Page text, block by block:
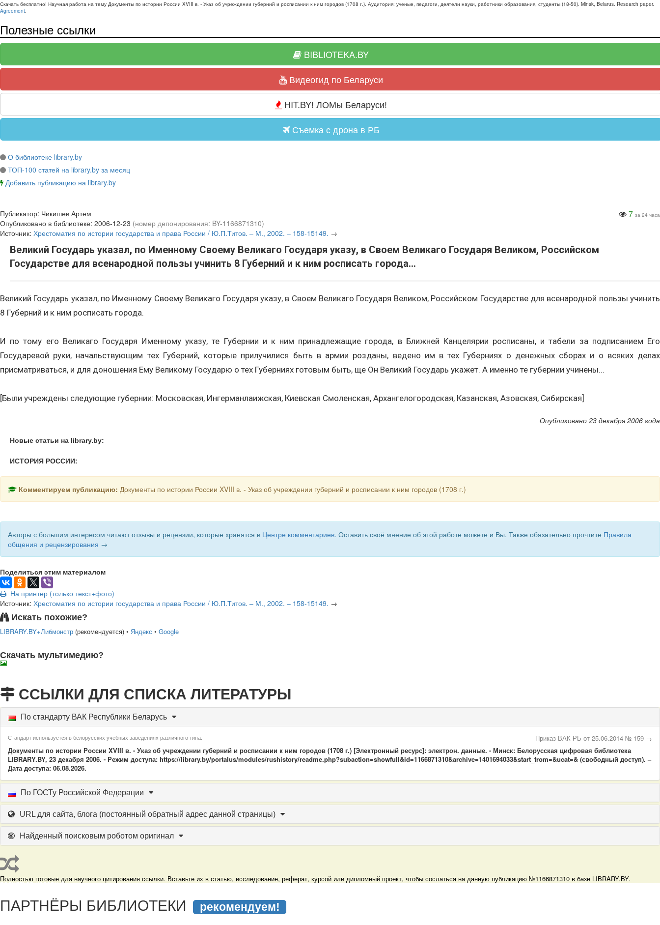
Скачать бесплатно! Научная работа на тему Документы по истории России XVIII в. - Указ об учреждении губерний и росписании к ним городов (1708 г.). Аудитория: ученые, педагоги, деятели науки, работники образования, студенты (18-50). Minsk, Belarus. Research paper.
Agreement.
Полезные ссылки
BIBLIOTEKA.BY
Видеогид по Беларуси
HIT.BY! ЛОМы Беларуси!
Съемка с дрона в РБ
О библиотеке library.by
ТОП-100 статей на library.by за месяц
Добавить публикацию на library.by
7 за 24 часа
Публикатор: Чикишев Артем
Опубликовано в библиотеке: 2006-12-23 (номер депонирования: BY-1166871310)
Источник: Хрестоматия по истории государства и права России / Ю.П.Титов. – М., 2002. – 158-15149. →
Великий Государь указал, по Именному Своему Великаго Государя указу, в Своем Великаго Государя Великом, Российском
Государстве для всенародной пользы учинить 8 Губерний и к ним росписать города...
Великий Государь указал, по Именному Своему Великаго Государя указу, в Своем Великаго Государя Великом, Российском Государстве для всенародной пользы учинить
8 Губерний и к ним росписать города.
И по тому его Великаго Государя Именному указу, те Губернии и к ним принадлежащие города, в Ближней Канцелярии росписаны, и табели за подписанием Его
Государевой руки, начальствующим тех Губерний, которые пpилучилися быть в армии розданы, ведено им в тех Губерниях о денежных сборах и о всяких делах
присматриваться, и для доношения Ему Великому Государю о тех Губерниях готовым быть, ще Он Великий Государь укажет. А именно те губернии учинены...
[Были учреждены следующие губернии: Московская, Ингерманлаижская, Киевская Смоленская, Архангелогородская, Казанская, Азовская, Сибирская]
Опубликовано 23 декабря 2006 года
Новые статьи на library.by:
ИСТОРИЯ РОССИИ:
Комментируем публикацию: Документы по истории России XVIII в. - Указ об учреждении губерний и росписании к ним городов (1708 г.)
Авторы с большим интересом читают отзывы и рецензии, которые хранятся в Центре комментариев. Оставить своё мнение об этой работе можете и Вы. Также обязательно прочтите Правила
общения и рецензирования →
Поделиться этим материалом
На принтер (только текст+фото)
Источник: Хрестоматия по истории государства и права России / Ю.П.Титов. – М., 2002. – 158-15149. →
Искать похожие?
LIBRARY.BY+Либмонстр (рекомендуется) • Яндекс • Google
Скачать мультимедию?
ССЫЛКИ ДЛЯ СПИСКА ЛИТЕРАТУРЫ
По стандарту ВАК Республики Беларусь
Приказ ВАК РБ от 25.06.2014 № 159 →
Стандарт используется в белорусских учебных заведениях различного типа.
Документы по истории России XVIII в. - Указ об учреждении губерний и росписании к ним городов (1708 г.) [Электронный ресурс]: электрон. данные. - Минск: Белорусская цифровая библиотека
LIBRARY.BY, 23 декабря 2006. - Режим доступа: https://library.by/portalus/modules/rushistory/readme.php?subaction=showfull&id=1166871310&archive=1401694033&start_from=&ucat=& (свободный доступ). –
Дата доступа: 06.08.2026.
По ГОСТу Российской Федерации
URL для сайта, блога (постоянный обратный адрес данной страницы)
Найденный поисковым роботом оригинал
Полностью готовые для научного цитирования ссылки. Вставьте их в статью, исследование, реферат, курсой или дипломный проект, чтобы сослаться на данную публикацию №1166871310 в базе LIBRARY.BY.
подняться наверх ↑
ПАРТНЁРЫ БИБЛИОТЕКИ рекомендуем!